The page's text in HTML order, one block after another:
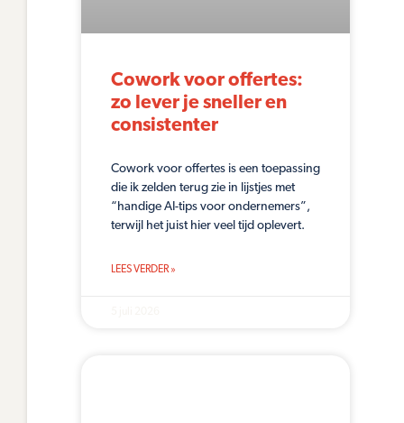
Cowork voor offertes:
zo lever je sneller en
consistenter
Cowork voor offertes is een toepassing
die ik zelden terug zie in lijstjes met
“handige AI-tips voor ondernemers”,
terwijl het juist hier veel tijd oplevert.
LEES VERDER »